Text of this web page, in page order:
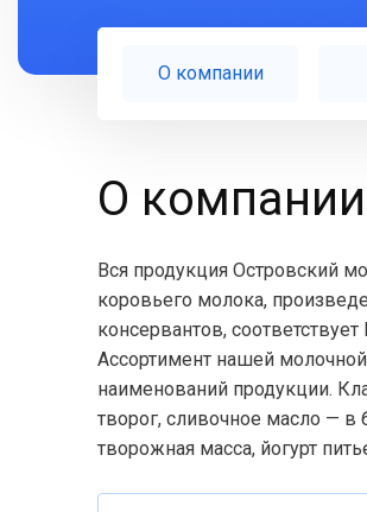
О компании
О компании
Вся продукция Островский
коровьего молока,
консервантов,
Ассортимент нашей
наименований продукции.
творог, сливочное масло —
творожная масса, йогурт